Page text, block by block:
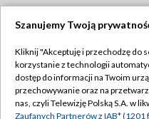
Abonament TVP
Emisja w TVP
Szanujemy Twoją
Kliknij "Akceptuję i przechodzę do
korzystanie z technologii
dostęp do informacji na Twoim
przechowywanie oraz na
nas, czyli Telewizję Polską S.A. w
Zaufanych Partnerów z IAB* (1201